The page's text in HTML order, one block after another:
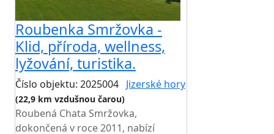
Roubenka Smržovka -
Klid, příroda, wellness,
lyžování, turistika.
Číslo objektu: 2025004 Jizerské hory
(22,9 km vzdušnou čarou)
Roubená Chata Smržovka,
dokončená v roce 2011, nabízí